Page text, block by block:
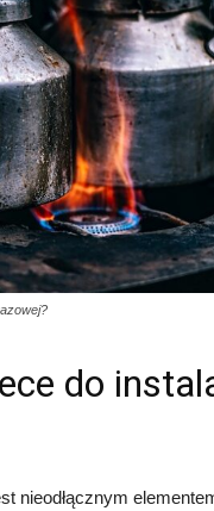
do
nieodłącznym